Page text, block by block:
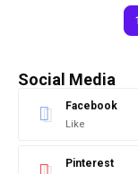
Social Media
Facebook
Like
Pinterest